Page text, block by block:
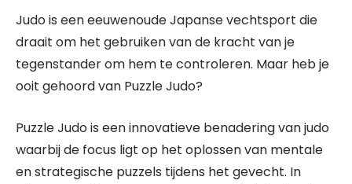
Judo is een eeuwenoude Japanse vechtsport die
draait om het gebruiken van de kracht van je
tegenstander om hem te controleren. Maar heb je
ooit gehoord van Puzzle Judo?
Puzzle Judo is een innovatieve benadering van judo
waarbij de focus ligt op het oplossen van mentale
en strategische puzzels tijdens het gevecht. In